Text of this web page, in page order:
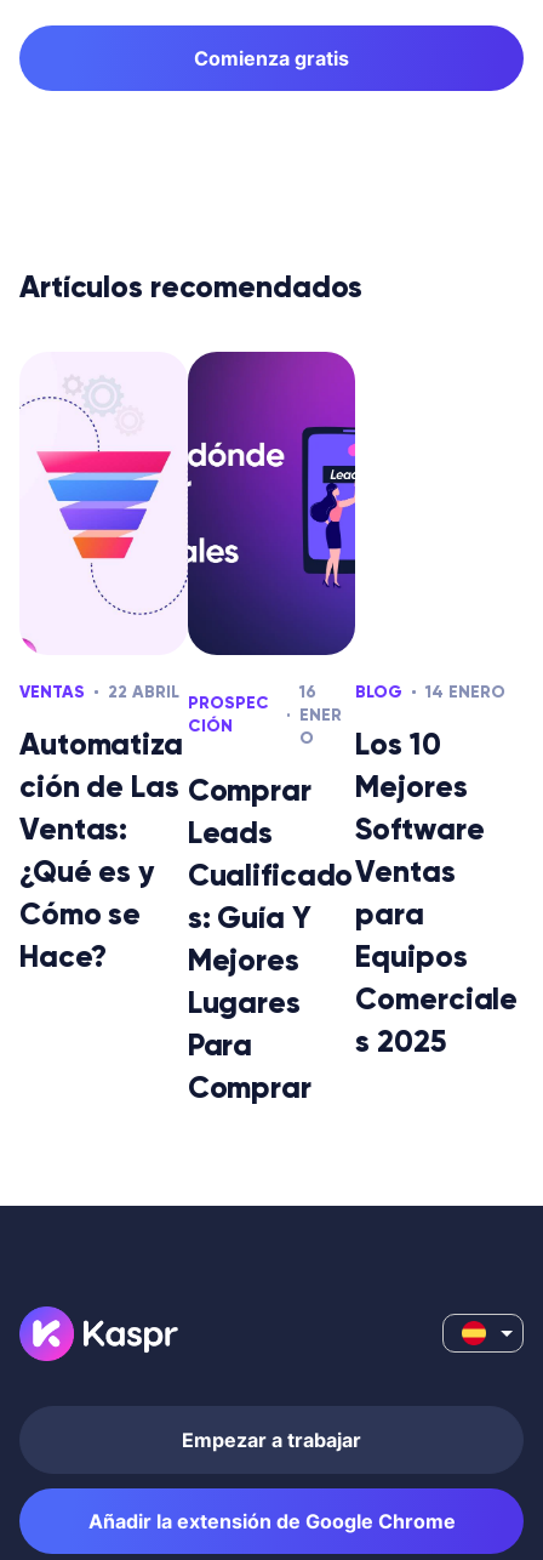
Comienza gratis
Artículos recomendados
VENTAS 22 ABRIL
Automatiza
ción de Las
Ventas:
¿Qué es y
Cómo se
Hace?
PROSPEC
CIÓN
16
ENER
O
Comprar
Leads
Cualificado
s: Guía Y
Mejores
Lugares
Para
Comprar
BLOG 14 ENERO
Los 10
Mejores
Software
Ventas
para
Equipos
Comerciale
s 2025
Empezar a trabajar
Añadir la extensión de Google Chrome